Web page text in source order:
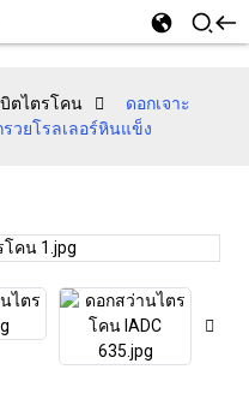
บิตไตรโคน
ดอกเจาะ
วยโรลเลอร์หินแข็ง